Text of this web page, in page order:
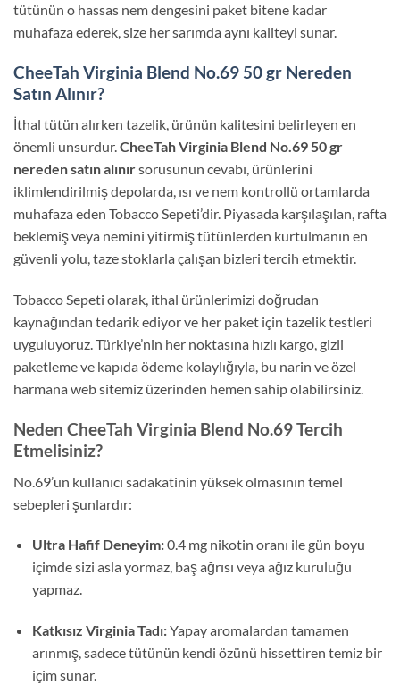
tütünün o hassas nem dengesini paket bitene kadar
muhafaza ederek, size her sarımda aynı kaliteyi sunar.
CheeTah Virginia Blend No.69 50 gr Nereden
Satın Alınır?
İthal tütün alırken tazelik, ürünün kalitesini belirleyen en
önemli unsurdur.CheeTah Virginia Blend No.69 50 gr
nereden satın alınırsorusunun cevabı, ürünlerini
iklimlendirilmiş depolarda, ısı ve nem kontrollü ortamlarda
muhafaza eden Tobacco Sepeti’dir. Piyasada karşılaşılan, rafta
beklemiş veya nemini yitirmiş tütünlerden kurtulmanın en
güvenli yolu, taze stoklarla çalışan bizleri tercih etmektir.
Tobacco Sepeti olarak, ithal ürünlerimizi doğrudan
kaynağından tedarik ediyor ve her paket için tazelik testleri
uyguluyoruz. Türkiye’nin her noktasına hızlı kargo, gizli
paketleme ve kapıda ödeme kolaylığıyla, bu narin ve özel
harmana web sitemiz üzerinden hemen sahip olabilirsiniz.
Neden CheeTah Virginia Blend No.69 Tercih
Etmelisiniz?
No.69’un kullanıcı sadakatinin yüksek olmasının temel
sebepleri şunlardır:
Ultra Hafif Deneyim:0.4 mg nikotin oranı ile gün boyu
içimde sizi asla yormaz, baş ağrısı veya ağız kuruluğu
yapmaz.
Katkısız Virginia Tadı:Yapay aromalardan tamamen
arınmış, sadece tütünün kendi özünü hissettiren temiz bir
içim sunar.